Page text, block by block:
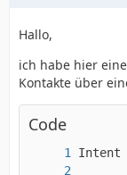
Hallo,
ich habe hier
Kontakte über
Code